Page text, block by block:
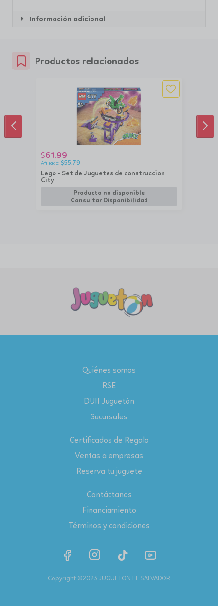
Información adicional
Productos relacionados
Lego - Set de Juguetes de construccion
City
$61.99
$55.79
Producto no disponible
Consultar Disponibilidad
ANTERIOR
Quiénes somos
RSE
DUII Juguetón
Sucursales
Certificados de Regalo
Ventas a empresas
Reserva tu juguete
Contáctanos
Financiamiento
Términos y condiciones
Copyright ©2023 JUGUETON EL SALVADOR